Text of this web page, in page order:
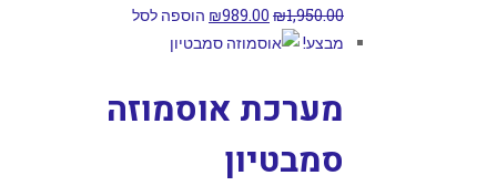
₪1,950.00
₪989.00
הוספה לסל
מבצע!
מערכת אוסמוזה
סמבטיון